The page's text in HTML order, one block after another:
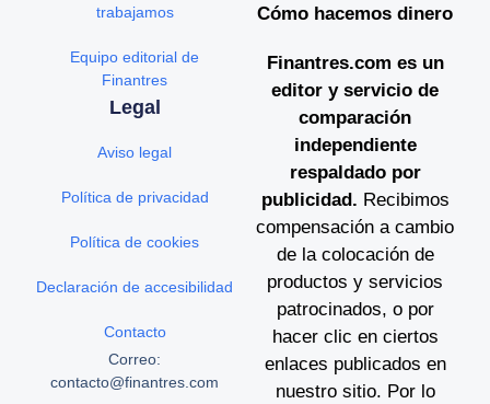
Cómo hacemos dinero
Finantres.com es un
editor y servicio de
comparación
independiente
respaldado por
publicidad. Recibimos
compensación a cambio
de la colocación de
productos y servicios
patrocinados, o por
hacer clic en ciertos
enlaces publicados en
nuestro sitio. Por lo
trabajamos
Equipo editorial de
Finantres
Legal
Aviso legal
Política de privacidad
Política de cookies
Declaración de accesibilidad
Contacto
Correo:
contacto@finantres.com